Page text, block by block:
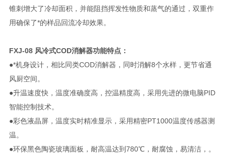
锥刺增大了冷却面积，并能阻挡挥发性物质和蒸气的通过，双重作
用确保了*的样品回流冷却效果。
FXJ-08 风冷式COD消解器功能特点：
●*机身设计，相比同类COD消解器，同时消解8个水样，更节省通
风厨空间。
●升温速度快，温度准确度高，控温精度高，采用先进的微电脑PID
智能控制技术。
●彩色液晶屏，温度实时精准显示，采用精密PT1000温度传感器测
温。
●环保黑色陶瓷玻璃面板，耐高温达到780℃，耐腐蚀，易清洁，。